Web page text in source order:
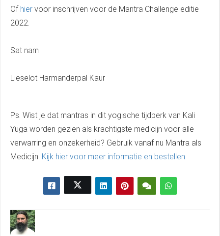
Of hier voor inschrijven voor de Mantra Challenge editie
2022.
Sat nam
Lieselot Harmanderpal Kaur
Ps. Wist je dat mantras in dit yogische tijdperk van Kali
Yuga worden gezien als krachtigste medicijn voor alle
verwarring en onzekerheid? Gebruik vanaf nu Mantra als
Medicijn. Kijk hier voor meer informatie en bestellen.